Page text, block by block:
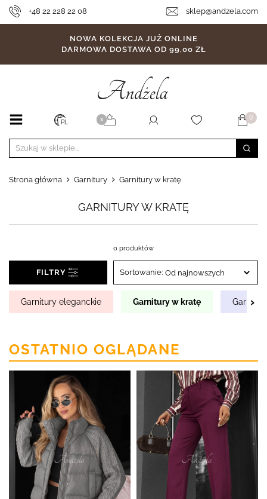
+48 22 228 22 08 sklep@andzela.com
NOWA KOLEKCJA JUŻ ONLINE
DARMOWA DOSTAWA OD 99,00 ZŁ
PL X 0
Strona główna Garnitury Garnitury w kratę
GARNITURY W KRATĘ
0 produktów
FILTRY Sortowanie:
Garnitury eleganckie Garnitury w kratę ›
OSTATNIO OGLĄDANE